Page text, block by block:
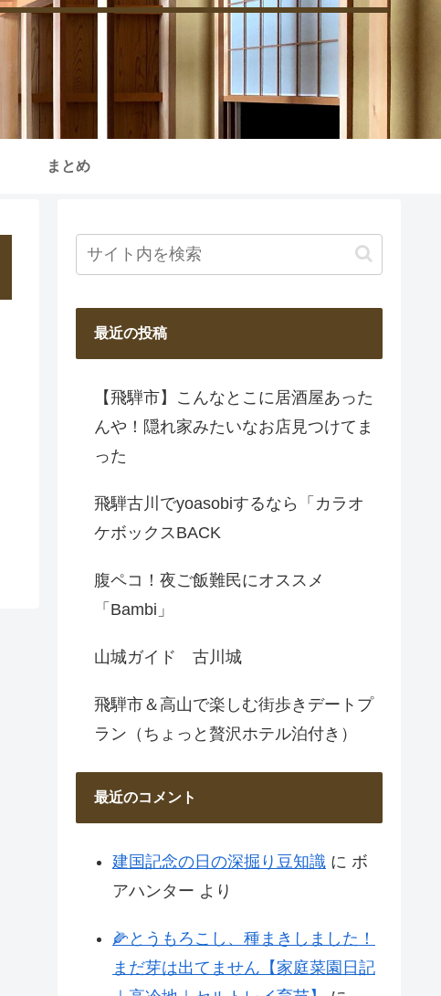
まとめ
最近の投稿
【飛騨市】こんなとこに居酒屋あった
んや！隠れ家みたいなお店見つけてま
った
飛騨古川でyoasobiするなら「カラオ
ケボックスBACK
腹ペコ！夜ご飯難民にオススメ
「Bambi」
山城ガイド 古川城
飛騨市＆高山で楽しむ街歩きデートプ
ラン（ちょっと贅沢ホテル泊付き）
最近のコメント
建国記念の日の深掘り豆知識 に ボ
アハンター より
🌽とうもろこし、種まきしました！
まだ芽は出てません【家庭菜園日記